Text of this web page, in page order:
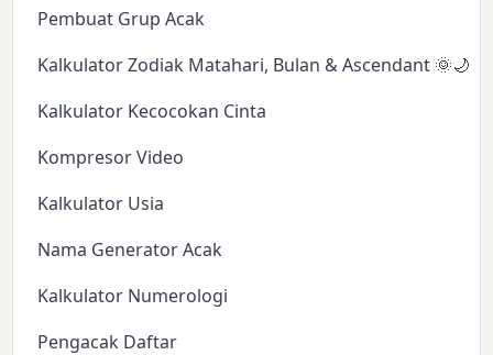
Pembuat Grup Acak
Kalkulator Zodiak Matahari, Bulan & Ascendant 🌞🌙✨
Kalkulator Kecocokan Cinta
Kompresor Video
Kalkulator Usia
Nama Generator Acak
Kalkulator Numerologi
Pengacak Daftar